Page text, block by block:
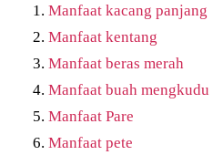
Manfaat kacang panjang
Manfaat kentang
Manfaat beras merah
Manfaat buah mengkudu
Manfaat Pare
Manfaat pete